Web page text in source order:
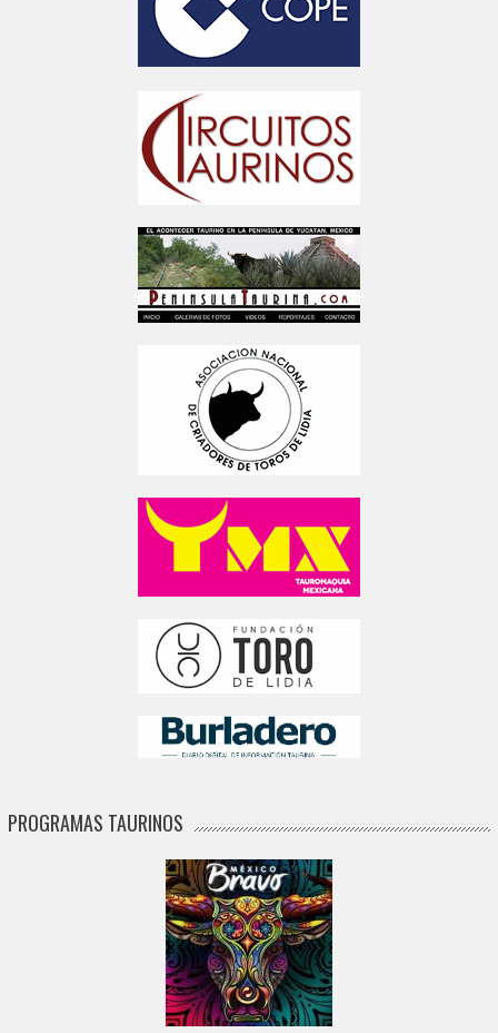
PROGRAMAS TAURINOS